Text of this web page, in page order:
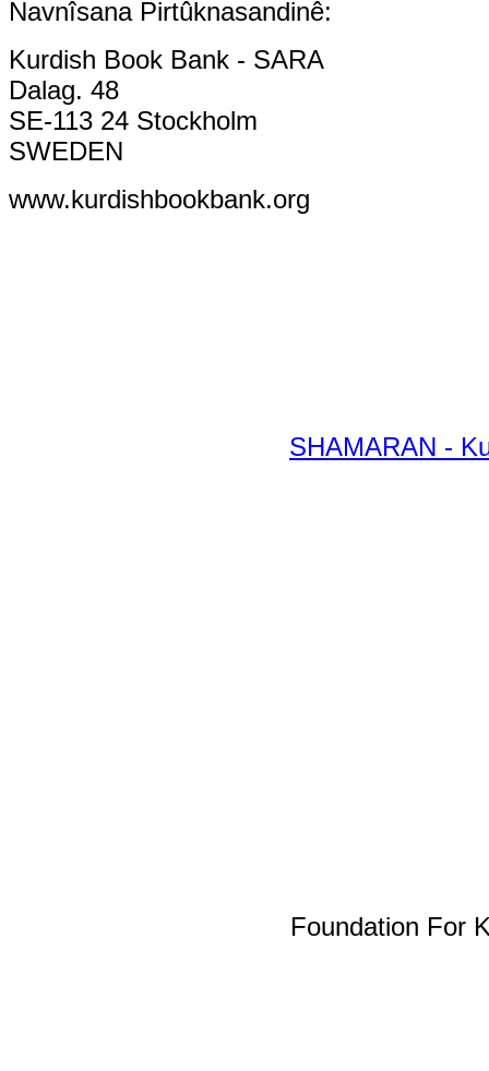
Navnîsana Pirtûknasandinê:
Kurdish Book Bank - SARA
Dalag. 48
SE-113 24 Stockholm
SWEDEN
www.kurdishbookbank.org
SHAMARAN -
Foundation For